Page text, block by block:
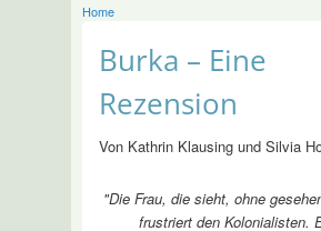
Home
Burka – Eine
Rezension
Von Kathrin Klausing und Silvia
"Die Frau, die sieht, ohne
frustriert den Kolonialisten.